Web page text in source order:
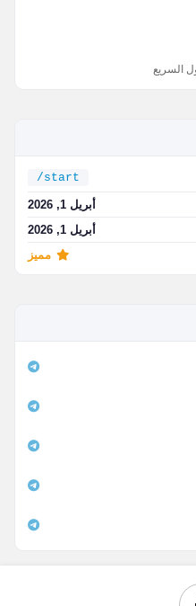
السريع
/start
أبريل 1, 2026
أبريل 1, 2026
مميز